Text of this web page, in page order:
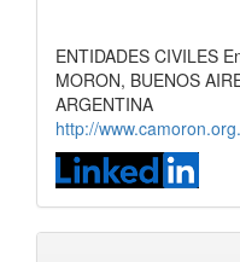
ENTIDADES CIVILES
MORON, BUENOS
ARGENTINA
http://